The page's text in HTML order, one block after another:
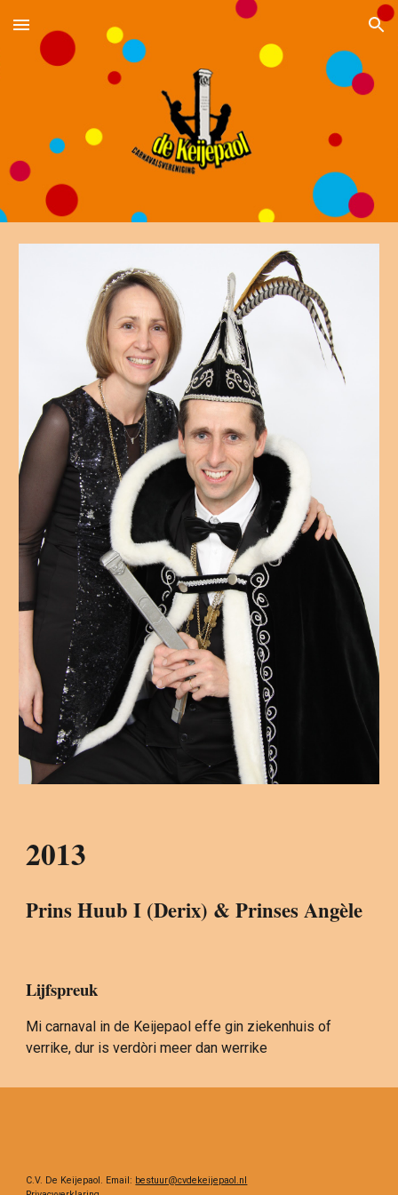
Skip to main content Skip to navigation
2013
Prins Huub I (Derix) & Prinses Angèle
Lijfspreuk
Mi carnaval in de Keijepaol effe gin ziekenhuis of
verrike, dur is verdòri meer dan werrike
C.V. De Keijepaol. Email: bestuur@cvdekeijepaol.nl